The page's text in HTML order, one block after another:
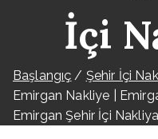
İçi
Başlangıç
Şehir İçi
Emirgan Nakliye |
Emirgan Şehir İçi